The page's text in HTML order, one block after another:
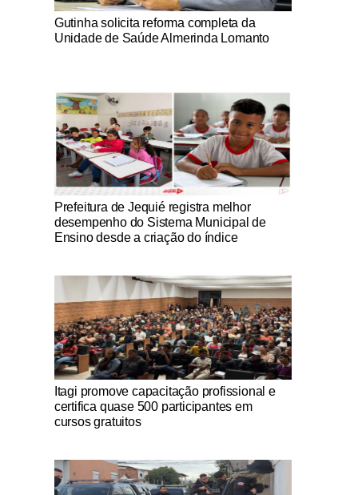
Notícias Católicas
Gutinha solicita reforma completa da
Unidade de Saúde Almerinda Lomanto
Notícias Católicas
Prefeitura de Jequié registra melhor
desempenho do Sistema Municipal de
Ensino desde a criação do índice
Notícias Católicas
Itagi promove capacitação profissional e
certifica quase 500 participantes em
cursos gratuitos